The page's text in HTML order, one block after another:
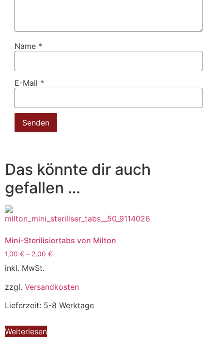
Name *
E-Mail *
Das könnte dir auch
gefallen …
Mini-Sterilisiertabs von Milton
1,00 € – 2,00 €
inkl. MwSt.
zzgl. Versandkosten
Lieferzeit: 5-8 Werktage
Weiterlesen